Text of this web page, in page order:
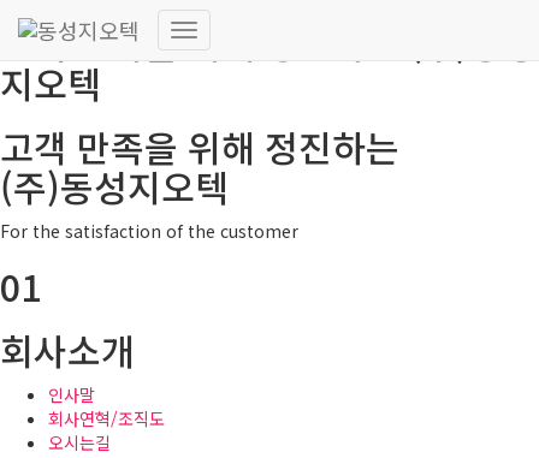
내
션
토
글
고객 만족을 위해 정진하는 (주)동성
지오텍
고객 만족을 위해 정진하는
(주)동성지오텍
For the satisfaction of the customer
01
회사소개
인사말
회사연혁/조직도
오시는길